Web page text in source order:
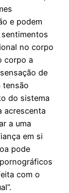
e podem
no corpo
corpo a
de
tensão
do sistema
acrescenta
a uma
em si
pode
com o